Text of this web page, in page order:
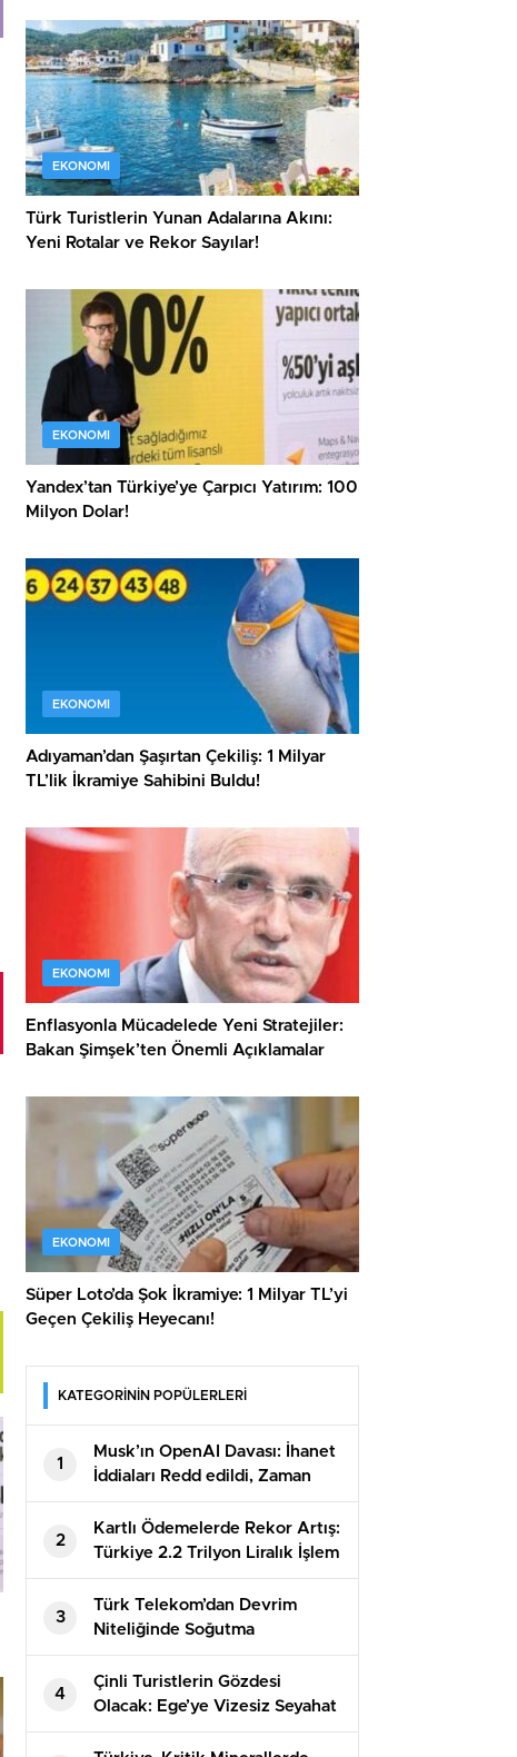
EKONOMI
Türk Turistlerin Yunan Adalarına Akını:
Yeni Rotalar ve Rekor Sayılar!
EKONOMI
Yandex’tan Türkiye’ye Çarpıcı Yatırım: 100
Milyon Dolar!
EKONOMI
Adıyaman’dan Şaşırtan Çekiliş: 1 Milyar
TL’lik İkramiye Sahibini Buldu!
EKONOMI
Enflasyonla Mücadelede Yeni Stratejiler:
Bakan Şimşek’ten Önemli Açıklamalar
EKONOMI
Süper Loto’da Şok İkramiye: 1 Milyar TL’yi
Geçen Çekiliş Heyecanı!
KATEGORİNİN POPÜLERLERİ
1
Musk’ın OpenAI Davası: İhanet
İddiaları Redd edildi, Zaman
Aşımı Sonuç Getirdi
2
Kartlı Ödemelerde Rekor Artış:
Türkiye 2.2 Trilyon Liralık İşlem
Yaptı!
3
Türk Telekom’dan Devrim
Niteliğinde Soğutma
Teknolojisi: Tasarruf Rekorları
4
Çinli Turistlerin Gözdesi
Olacak: Ege’ye Vizesiz Seyahat
Fırsatı!